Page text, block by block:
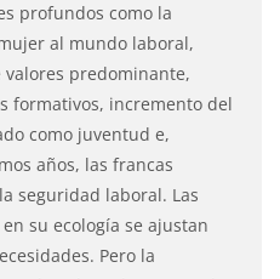
profundos como la
al mundo laboral,
valores predominante,
formativos, incremento del
como juventud e,
años, las francas
seguridad laboral. Las
su ecología se ajustan
Pero la